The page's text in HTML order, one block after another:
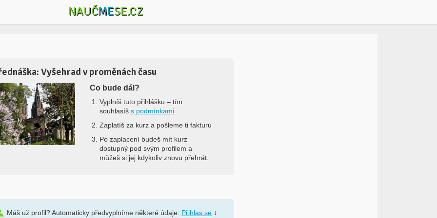
NAUČMESE.CZ
Vyšehrad v proměnách času
Co bude dál?
Vyplníš tuto přihlášku – tím
souhlasíš s podmínkami
Zaplatíš za kurz a pošleme ti fakturu
Po zaplacení budeš mít kurz
dostupný pod svým profilem a
můžeš si jej kdykoliv znovu přehrát.
Máš už profil? Automaticky předvyplníme některé údaje. Přihlas se ↓